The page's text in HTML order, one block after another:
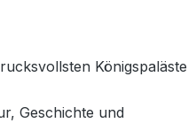
Königspaläste
Geschichte und